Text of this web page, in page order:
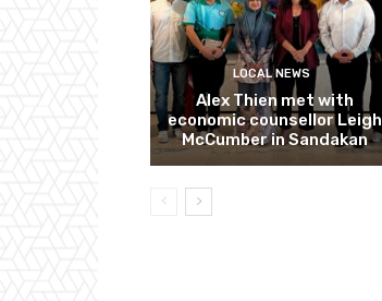
LOCAL NEWS
Alex Thien met with
economic counsellor Leigh
McCumber in Sandakan